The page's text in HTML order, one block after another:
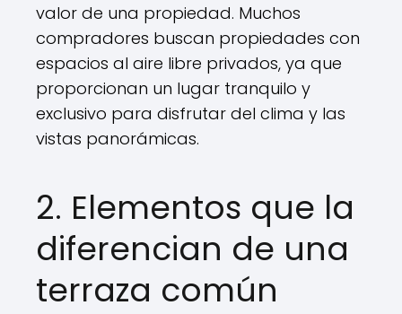
valor de una propiedad. Muchos
compradores buscan propiedades con
espacios al aire libre privados, ya que
proporcionan un lugar tranquilo y
exclusivo para disfrutar del clima y las
vistas panorámicas.
2. Elementos que la
diferencian de una
terraza común